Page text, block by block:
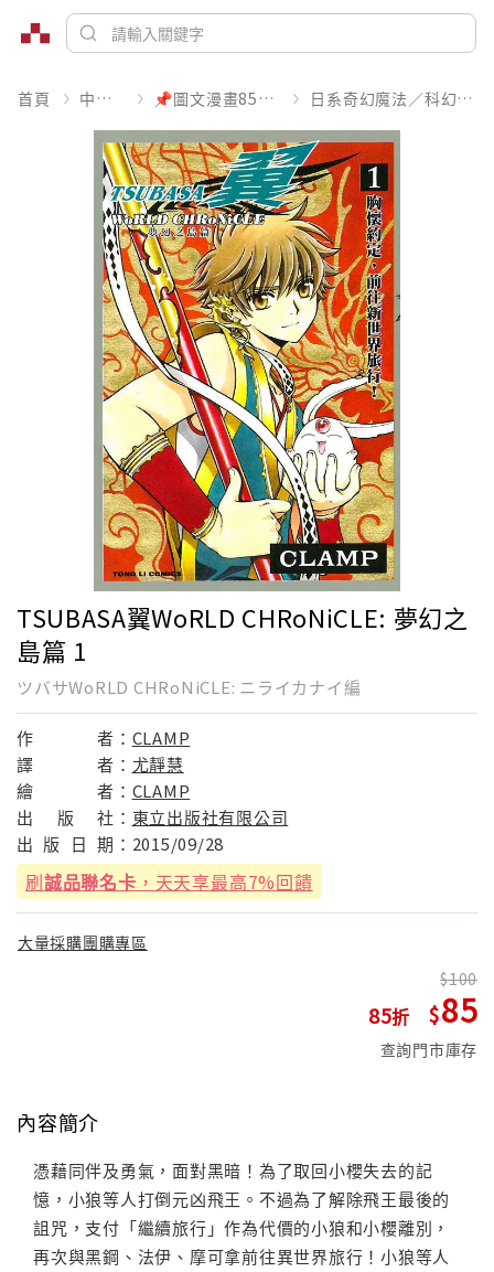
首頁 中文書 📌圖文漫畫85折起 日系奇幻魔法／科幻冒險
TSUBASA翼WoRLD CHRoNiCLE: 夢幻之
島篇 1
ツバサWoRLD CHRoNiCLE: ニライカナイ編
作 者： CLAMP
譯
者： 尤靜慧
繪
者： CLAMP
出
版 社： 東立出版社有限公司
出 版 日 期： 2015/09/28
刷誠品聯名卡 ，天天享最高7%回饋
大量採購團購專區
85
100
85
查詢門市庫存
內容簡介
憑藉同伴及勇氣，面對黑暗！為了取回小櫻失去的記
憶，小狼等人打倒元凶飛王。不過為了解除飛王最後的
詛咒，支付「繼續旅行」作為代價的小狼和小櫻離別，
再次與黑鋼、法伊、摩可拿前往異世界旅行！小狼等人